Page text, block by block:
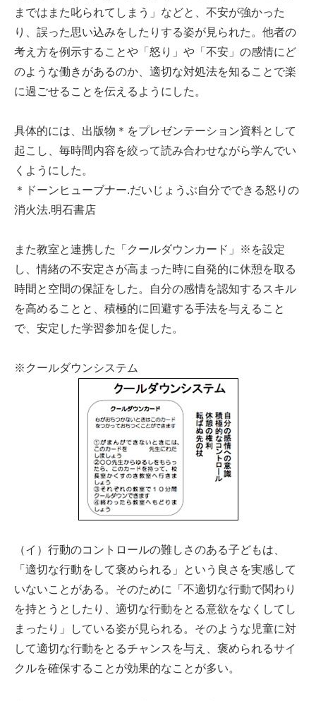
まではまた叱られてしまう」などと、不安が強かった
り、誤った思い込みをしたりする姿が見られた。他者の
考え方を例示することや「怒り」や「不安」の感情にど
のような働きがあるのか、適切な対処法を知ることで楽
に過ごせることを伝えるようにした。
具体的には、出版物＊をプレゼンテーション資料として
起こし、毎時間内容を絞って読み合わせながら学んでい
くようにした。
＊ドーンヒューブナー.だいじょうぶ自分でできる怒りの
消火法.明石書店
また教室と連携した「クールダウンカード」※を設定
し、情緒の不安定さが高まった時に自発的に休憩を取る
時間と空間の保証をした。自分の感情を認知するスキル
を高めることと、積極的に回避する手法を与えること
で、安定した学習参加を促した。
※クールダウンシステム
（イ）行動のコントロールの難しさのある子どもは、
「適切な行動をして褒められる」という良さを実感して
いないことがある。そのために「不適切な行動で関わり
を持とうとしたり、適切な行動をとる意欲をなくしてし
まったり」している姿が見られる。そのような児童に対
して適切な行動をとるチャンスを与え、褒められるサイ
クルを確保することが効果的なことが多い。